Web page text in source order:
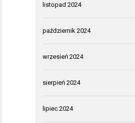
listopad 2024
październik 2024
wrzesień 2024
sierpień 2024
lipiec 2024